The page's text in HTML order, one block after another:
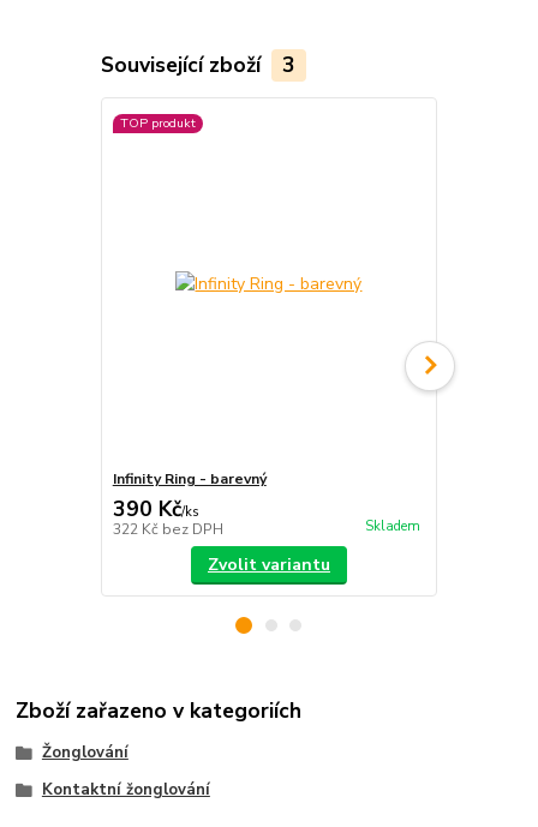
Související zboží 3
TOP produkt
Infinity Ring - barevný
390 Kč/ks
322 Kč bez DPH Skladem
Zvolit variantu
Zboží zařazeno v kategoriích
Žonglování
Kontaktní žonglování